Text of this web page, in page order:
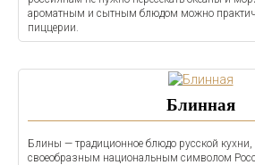
ароматным и сытным блюдом можно
пиццерии.
Блинная
Блины — традиционное блюдо русской кухни,
своеобразным национальным символом